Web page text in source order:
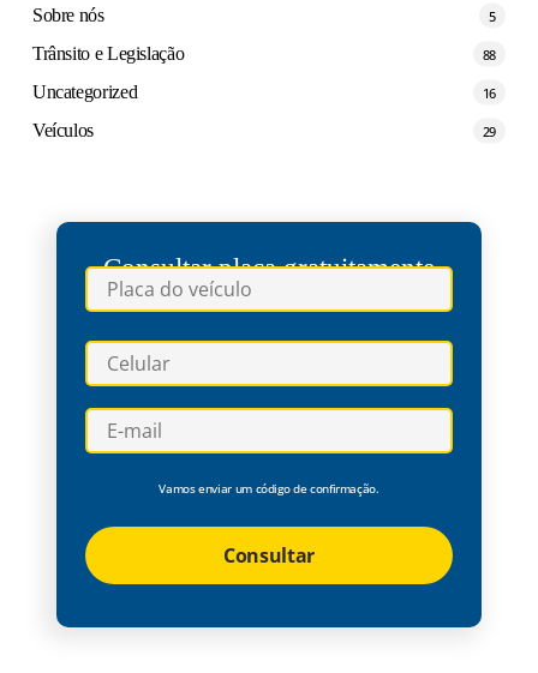
Sobre nós 5
Trânsito e Legislação 88
Uncategorized 16
Veículos 29
Consultar placa gratuitamente
Vamos enviar um código de confirmação.
Consultar